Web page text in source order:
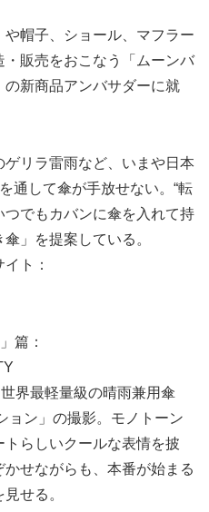
帽子、ショール、マフラー
販売をおこなう「ムーンバ
新商品アンバサダーに就
リラ雷雨など、いまや日本
通して傘が手放せない。“転
つでもカバンに傘を入れて持
」を提案している。
ト：
篇：
界最軽量級の晴雨兼用傘
ョン」の撮影。モノトーン
らしいクールな表情を披
せながらも、本番が始まる
せる。